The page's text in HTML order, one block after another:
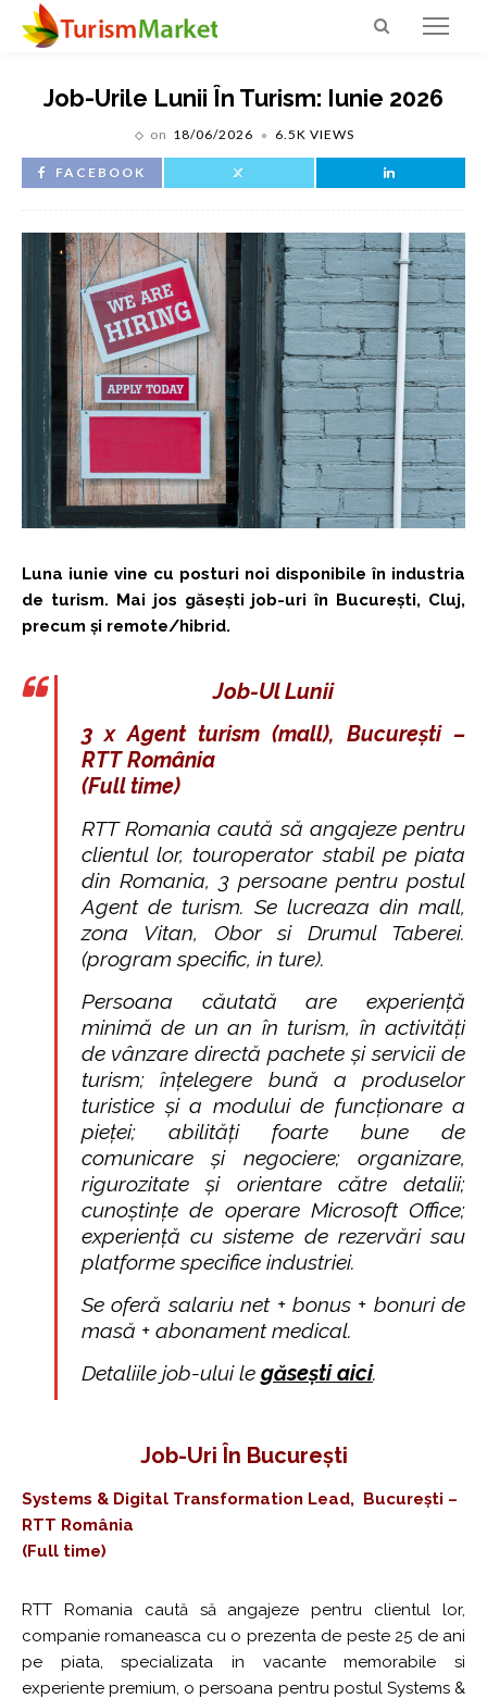
Job-Urile Lunii În Turism: Iunie 2026
on 18/06/2026 6.5K VIEWS
FACEBOOK
Luna iunie vine cu posturi noi disponibile în industria
de turism. Mai jos găsești job-uri în București, Cluj,
precum și remote/hibrid.
Job-Ul Lunii
3 x Agent turism (mall), București –
RTT România
(Full time)
RTT Romania caută să angajeze pentru
clientul lor, touroperator stabil pe piata
din Romania, 3 persoane pentru postul
Agent de turism. Se lucreaza din mall,
zona Vitan, Obor si Drumul Taberei.
(program specific, in ture).
Persoana căutată are experiență
minimă de un an în turism, în activități
de vânzare directă pachete și servicii de
turism; înțelegere bună a produselor
turistice și a modului de funcționare a
pieței; abilități foarte bune de
comunicare și negociere; organizare,
rigurozitate și orientare către detalii;
cunoștințe de operare Microsoft Office;
experiență cu sisteme de rezervări sau
platforme specifice industriei.
Se oferă salariu net + bonus + bonuri de
masă + abonament medical.
Detaliile job-ului le găsești aici.
Job-Uri ÎN București
Systems & Digital Transformation Lead, București –
RTT România
(Full time)
RTT Romania caută să angajeze pentru clientul lor,
companie romaneasca cu o prezenta de peste 25 de ani
pe piata, specializata in vacante memorabile si
experiente premium, o persoana pentru postul Systems &